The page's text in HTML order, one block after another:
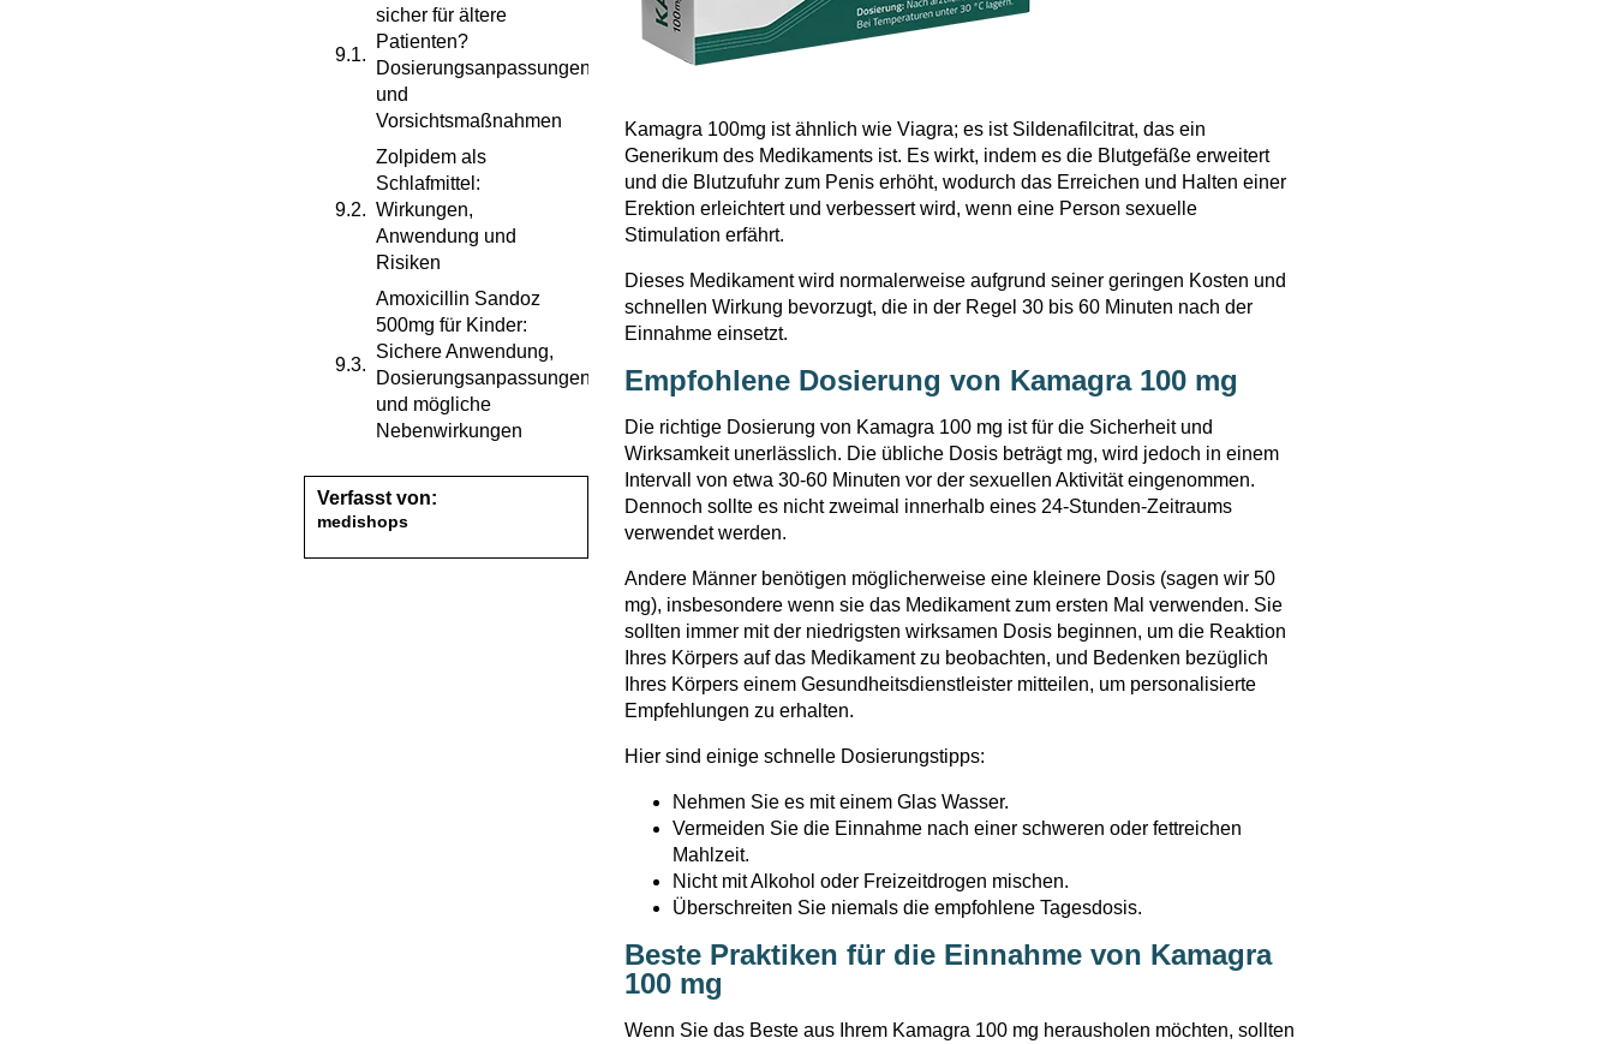
sicher für ältere
Patienten?
Dosierungsanpassungen
und
Vorsichtsmaßnahmen
Zolpidem als
Schlafmittel:
Wirkungen,
Anwendung und
Risiken
Amoxicillin Sandoz
500mg für Kinder:
Sichere Anwendung,
Dosierungsanpassungen
und mögliche
Nebenwirkungen
Verfasst von:
medishops
Kamagra 100mg ist ähnlich wie Viagra; es ist Sildenafilcitrat, das ein
Generikum des Medikaments ist. Es wirkt, indem es die Blutgefäße erweitert
und die Blutzufuhr zum Penis erhöht, wodurch das Erreichen und Halten einer
Erektion erleichtert und verbessert wird, wenn eine Person sexuelle
Stimulation erfährt.
Dieses Medikament wird normalerweise aufgrund seiner geringen Kosten und
schnellen Wirkung bevorzugt, die in der Regel 30 bis 60 Minuten nach der
Einnahme einsetzt.
Empfohlene Dosierung von Kamagra 100 mg
Die richtige Dosierung von Kamagra 100 mg ist für die Sicherheit und
Wirksamkeit unerlässlich. Die übliche Dosis beträgt mg, wird jedoch in einem
Intervall von etwa 30-60 Minuten vor der sexuellen Aktivität eingenommen.
Dennoch sollte es nicht zweimal innerhalb eines 24-Stunden-Zeitraums
verwendet werden.
Andere Männer benötigen möglicherweise eine kleinere Dosis (sagen wir 50
mg), insbesondere wenn sie das Medikament zum ersten Mal verwenden. Sie
sollten immer mit der niedrigsten wirksamen Dosis beginnen, um die Reaktion
Ihres Körpers auf das Medikament zu beobachten, und Bedenken bezüglich
Ihres Körpers einem Gesundheitsdienstleister mitteilen, um personalisierte
Empfehlungen zu erhalten.
Hier sind einige schnelle Dosierungstipps:
Nehmen Sie es mit einem Glas Wasser.
Vermeiden Sie die Einnahme nach einer schweren oder fettreichen
Mahlzeit.
Nicht mit Alkohol oder Freizeitdrogen mischen.
Überschreiten Sie niemals die empfohlene Tagesdosis.
Beste Praktiken für die Einnahme von Kamagra
100 mg
Wenn Sie das Beste aus Ihrem Kamagra 100 mg herausholen möchten, sollten